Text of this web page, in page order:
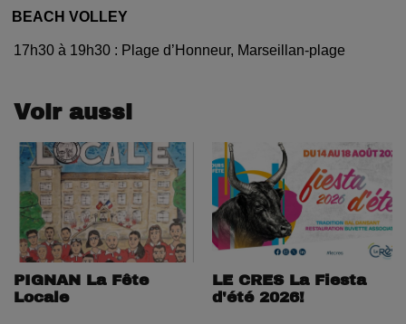
BEACH VOLLEY
17h30 à 19h30 : Plage d’Honneur, Marseillan-plage
Voir aussi
PIGNAN La Fête
Locale
LE CRES La Fiesta
d'été 2026!